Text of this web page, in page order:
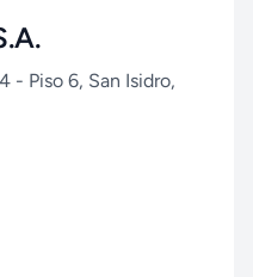
- Piso 6, San Isidro,